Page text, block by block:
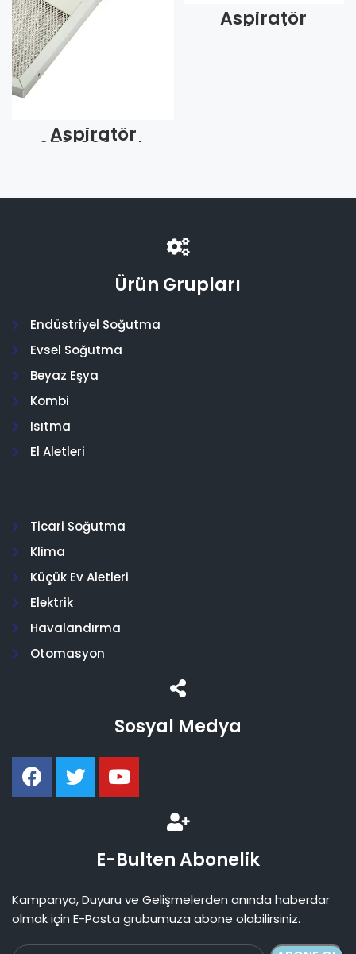
Aspiratör
253*300 Tek
(Adet)
Aspiratör
Davlumbaz
Ürün Grupları
Endüstriyel Soğutma
Evsel Soğutma
Beyaz Eşya
Kombi
Isıtma
El Aletleri
Ticari Soğutma
Klima
Küçük Ev Aletleri
Elektrik
Havalandırma
Otomasyon
Sosyal Medya
E-Bulten Abonelik
Kampanya, Duyuru ve Gelişmelerden anında haberdar
olmak için E-Posta grubumuza abone olabilirsiniz.